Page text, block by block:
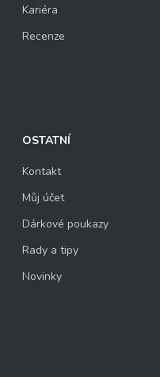
Kariéra
Recenze
OSTATNÍ
Kontakt
Můj účet
Dárkové poukazy
Rady a tipy
Novinky